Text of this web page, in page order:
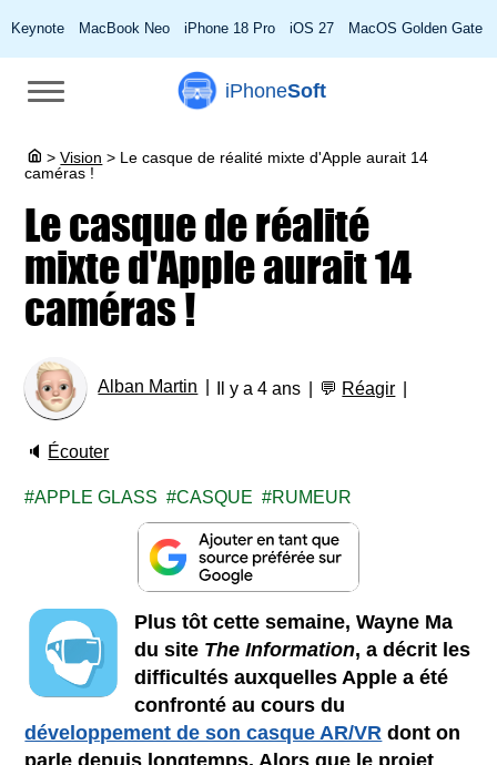
Keynote MacBook Neo iPhone 18 Pro iOS 27 MacOS Golden Gate
iPhoneSoft
> Vision > Le casque de réalité mixte d'Apple aurait 14
caméras !
Le casque de réalité
mixte d'Apple aurait 14
caméras !
Alban Martin Il y a 4 ans 💬 Réagir
🔈 Écouter
APPLE GLASS CASQUE RUMEUR
Plus tôt cette semaine, Wayne Ma
du site The Information, a décrit les
difficultés auxquelles Apple a été
confronté au cours du
développement de son casque AR/VR dont on
parle depuis longtemps. Alors que le projet